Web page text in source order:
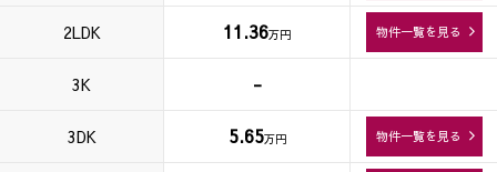
2LDK 11.36万円 物件一覧を見る
3K -
3DK 5.65万円 物件一覧を見る